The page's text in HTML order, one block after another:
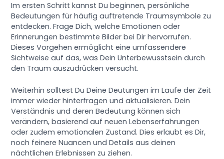
Im ersten Schritt kannst Du beginnen, persönliche
Bedeutungen für häufig auftretende Traumsymbole zu
entdecken. Frage Dich, welche Emotionen oder
Erinnerungen bestimmte Bilder bei Dir hervorrufen.
Dieses Vorgehen ermöglicht eine umfassendere
Sichtweise auf das, was Dein Unterbewusstsein durch
den Traum auszudrücken versucht.
Weiterhin solltest Du Deine Deutungen im Laufe der Zeit
immer wieder hinterfragen und aktualisieren. Dein
Verständnis und deren Bedeutung können sich
verändern, basierend auf neuen Lebenserfahrungen
oder zudem emotionalen Zustand. Dies erlaubt es Dir,
noch feinere Nuancen und Details aus deinen
nächtlichen Erlebnissen zu ziehen.